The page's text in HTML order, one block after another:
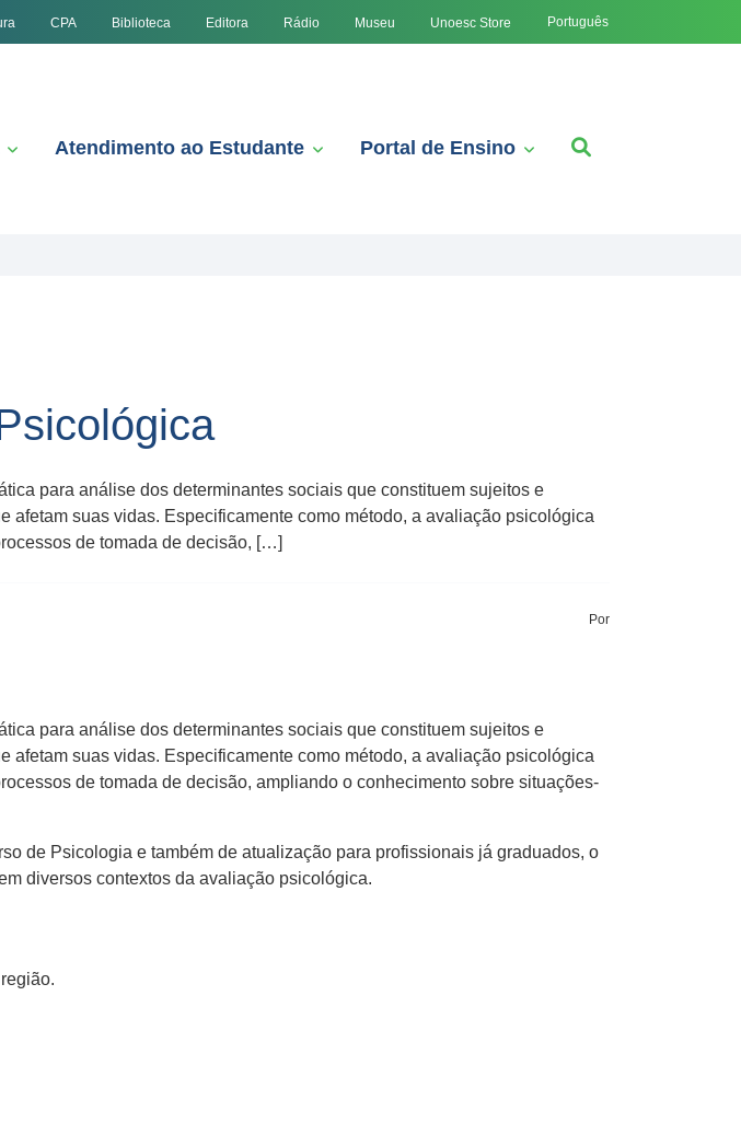
CPA Biblioteca Editora Rádio Museu Unoesc Store Português
Atendimento ao Estudante Portal de Ensino
para análise dos determinantes sociais que constituem sujeitos e
suas vidas. Especificamente como método, a avaliação psicológica
de tomada de decisão, […]
Por
para análise dos determinantes sociais que constituem sujeitos e
suas vidas. Especificamente como método, a avaliação psicológica
de tomada de decisão, ampliando o conhecimento sobre situações-
de Psicologia e também de atualização para profissionais já graduados, o
diversos contextos da avaliação psicológica.